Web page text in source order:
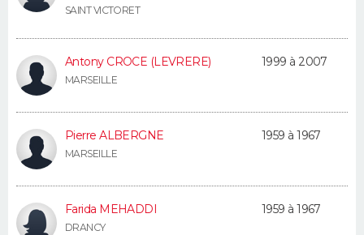
SAINT VICTORET
Antony CROCE (LEVRERE)
MARSEILLE
1999 à 2007
Pierre ALBERGNE
MARSEILLE
1959 à 1967
Farida MEHADDI
DRANCY
1959 à 1967